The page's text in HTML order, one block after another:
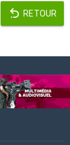
RETOUR